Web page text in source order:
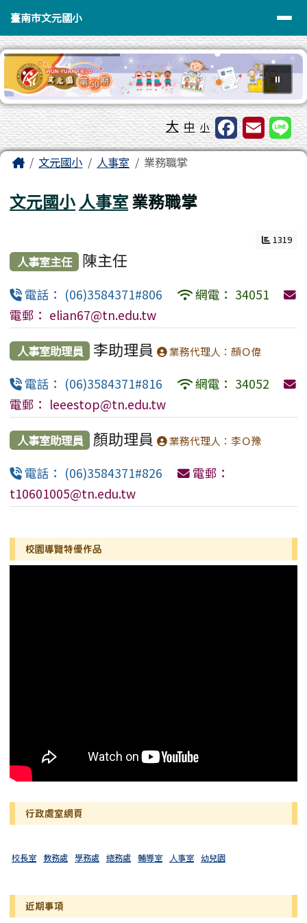
臺南市文元國小
導覽列
臺南市文元國小
⏸
工具列 大 中 小
主內容區域
Home文元國小 人事室 業務職掌
文元國小人事室業務職掌
1319
人事室主任 陳主任
電話： (06)3584371#806
網電： 34051
電郵： elian67@tn.edu.tw
人事室助理員 李助理員 業務代理人：顏Ｏ偉
電話： (06)3584371#816
網電： 34052
電郵： leeestop@tn.edu.tw
人事室助理員 顏助理員 業務代理人：李Ｏ豫
電話： (06)3584371#826
電郵：
t10601005@tn.edu.tw
左邊區域內容
校園導覽特優作品
行政處室網頁
校長室 教務處 學務處 總務處 輔導室 人事室 幼兒園
近期事項
頁尾區域